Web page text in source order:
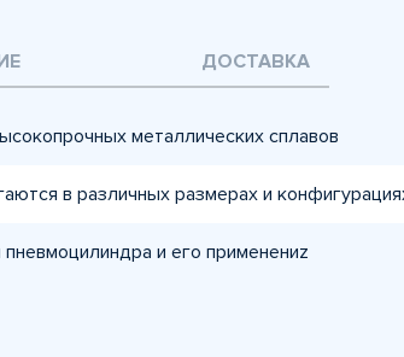
ДОСТАВКА
металлических сплавов
в различных размерах и
и его применениz